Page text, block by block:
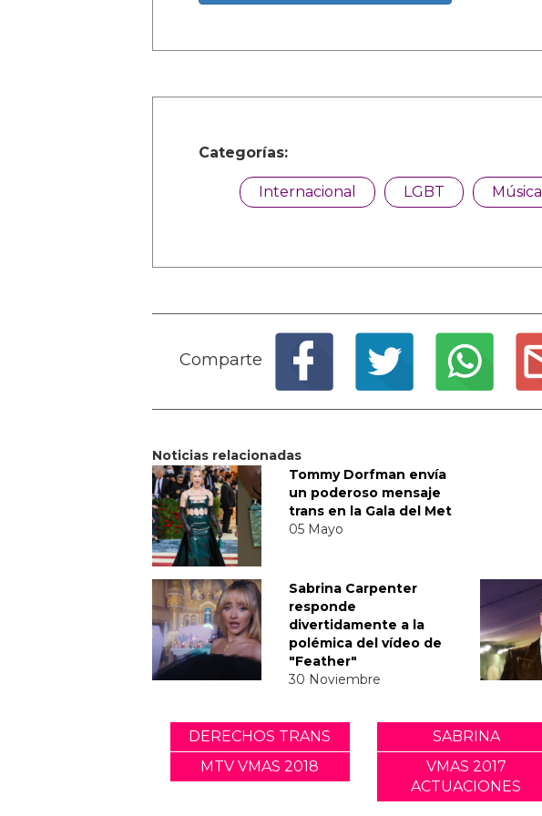
Categorías:
Internacional LGBT Música
Comparte
Noticias relacionadas
Tommy Dorfman envía
un poderoso mensaje
trans en la Gala del Met
05 Mayo
Sabrina Carpenter
responde
divertidamente a la
polémica del vídeo de
"Feather"
30 Noviembre
DERECHOS TRANS SABRINA
MTV VMAS 2018
VMAS 2017
ACTUACIONES